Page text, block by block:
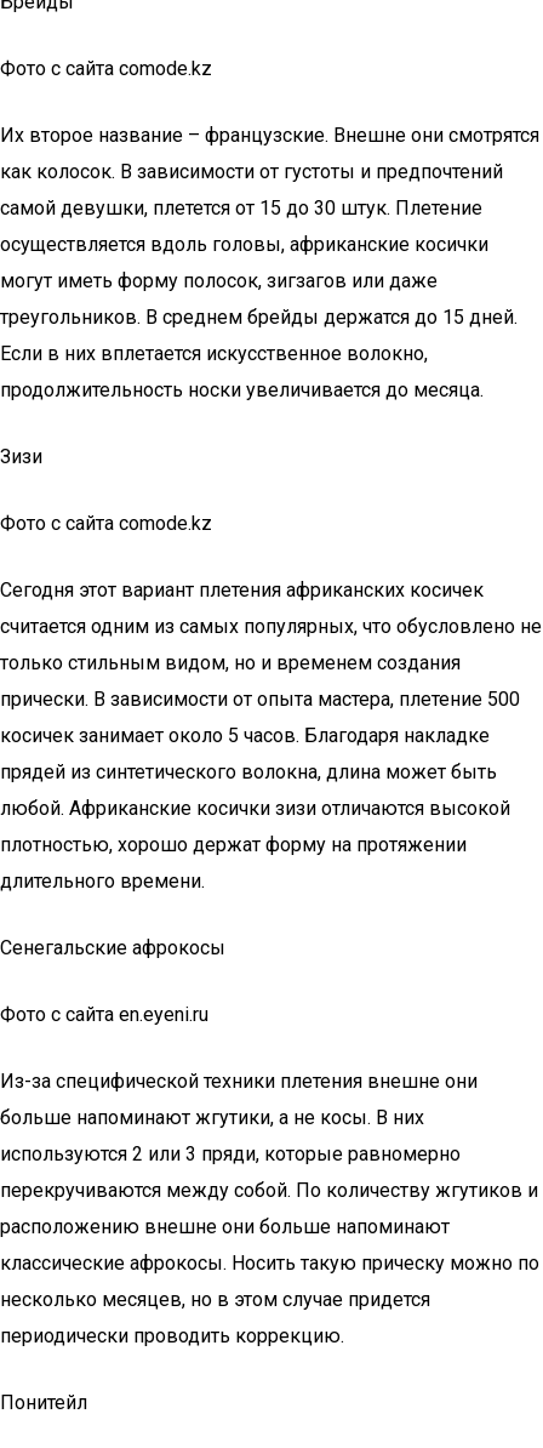
Фото с сайта comode.kz
Их второе название – французские. Внешне они смотрятся
как колосок. В зависимости от густоты и предпочтений
самой девушки, плетется от 15 до 30 штук. Плетение
осуществляется вдоль головы, африканские косички
могут иметь форму полосок, зигзагов или даже
треугольников. В среднем брейды держатся до 15 дней.
Если в них вплетается искусственное волокно,
продолжительность носки увеличивается до месяца.
Зизи
Фото с сайта comode.kz
Сегодня этот вариант плетения африканских косичек
считается одним из самых популярных, что обусловлено не
только стильным видом, но и временем создания
прически. В зависимости от опыта мастера, плетение 500
косичек занимает около 5 часов. Благодаря накладке
прядей из синтетического волокна, длина может быть
любой. Африканские косички зизи отличаются высокой
плотностью, хорошо держат форму на протяжении
длительного времени.
Сенегальские афрокосы
Фото с сайта en.eyeni.ru
Из-за специфической техники плетения внешне они
больше напоминают жгутики, а не косы. В них
используются 2 или 3 пряди, которые равномерно
перекручиваются между собой. По количеству жгутиков и
расположению внешне они больше напоминают
классические афрокосы. Носить такую прическу можно по
несколько месяцев, но в этом случае придется
периодически проводить коррекцию.
Понитейл